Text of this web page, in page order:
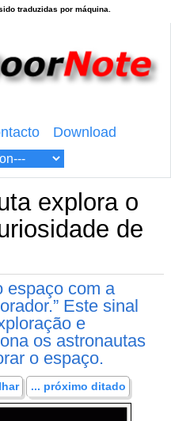
Download
explora o
de
espaço com a
Este sinal
e
os astronautas
o espaço.
... próximo ditado